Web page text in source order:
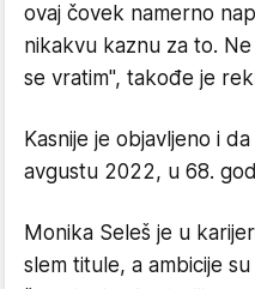
ovaj čovek namerno
nikakvu kaznu za to.
se vratim", takođe je
Kasnije je objavljeno i
avgustu 2022, u 68.
Monika Seleš je u
slem titule, a ambicije